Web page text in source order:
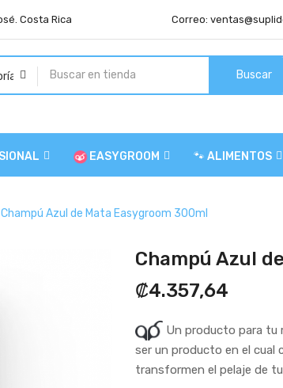
Costa Rica Correo:
Buscar
EASYGROOM 🐾 ALIMENTOS
Champú Azul de Mata Easygroom 300ml
Champú Azul
₡4.357,64
Un producto para tu
ser un producto en el cual
transformen el pelaje de